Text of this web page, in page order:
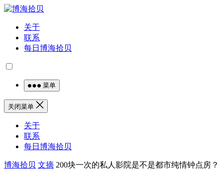
关于
联系
每日博海拾贝
菜单
关闭菜单
关于
联系
每日博海拾贝
博海拾贝 文摘 200块一次的私人影院是不是都市纯情钟点房？